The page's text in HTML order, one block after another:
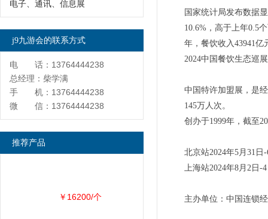
国家统计局发布数据
10.6%，高于上年0.5
年，餐饮收入43941亿
2024中国餐饮生态巡
中国特许加盟展，是
145万人次。
创办于1999年，截至
北京站2024年5月31
上海站2024年8月
主办单位：中国连锁
电子、通讯、信息展
j9九游会的联系方式
电 话：13764444238
总经理：柴学满
手 机：13764444238
微 信：13764444238
推荐产品
￥16200/个